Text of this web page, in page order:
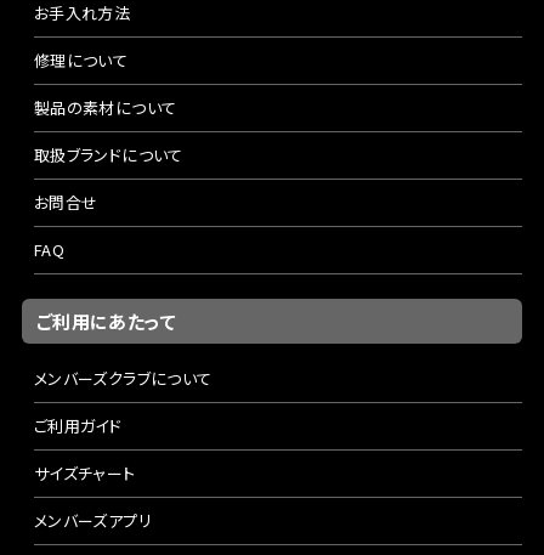
お手入れ方法
修理について
製品の素材について
取扱ブランドについて
お問合せ
FAQ
ご利用にあたって
メンバーズクラブについて
ご利用ガイド
サイズチャート
メンバーズアプリ